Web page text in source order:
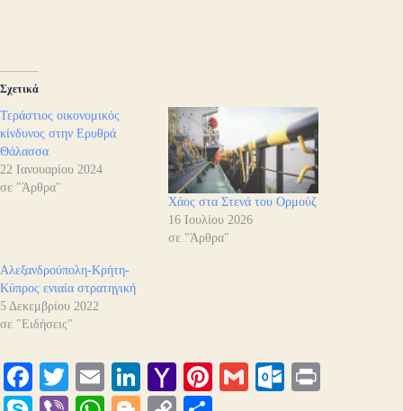
Σχετικά
Τεράστιος οικονομικός
κίνδυνος στην Ερυθρά
Θάλασσα
22 Ιανουαρίου 2024
σε "Άρθρα"
Χάος στα Στενά του Ορμούζ
16 Ιουλίου 2026
σε "Άρθρα"
Αλεξανδρούπολη-Κρήτη-
Κύπρος ενιαία στρατηγική
5 Δεκεμβρίου 2022
σε "Ειδήσεις"
Fa T
E
Li Y
Pi G
O